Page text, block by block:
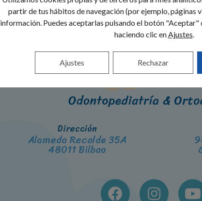
Dirección
Alameda Recalde 35A
48011 Bilbao
partir de tus hábitos de navegación (por ejemplo, páginas
información. Puedes aceptarlas pulsando el botón "Aceptar"
haciendo clic en Ajustes
Rechazar
Ajustes